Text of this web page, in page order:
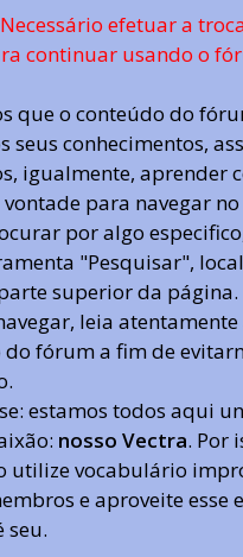
Necessário efetuar a
continuar usando o
que o conteúdo do
seus conhecimentos,
igualmente, aprender
vontade para navegar
por algo
"Pesquisar",
superior da página.
leia atentamente
do fórum a fim de
estamos todos aqui
nosso Vectra. Por
utilize vocabulário
e aproveite esse
seu.